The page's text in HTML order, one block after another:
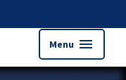
Menu menu